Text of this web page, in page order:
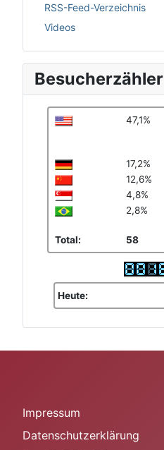
RSS-Feed-Verzeichnis
Videos
Besucherzähler
47,1%
17,2%
12,6%
4,8%
2,8%
Total: 58
Heute:
Impressum
Datenschutzerklärung